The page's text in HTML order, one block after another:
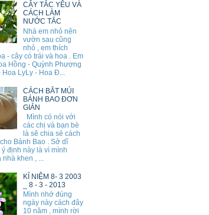
CÂY TẮC YÊU VÀ
CÁCH LÀM
NƯỚC TẮC
Nhà em nhỏ nên
vườn sau cũng
nhỏ , em thích
- cây có trái và hoa . Em
Hồng - Quỳnh Phượng
Hoa LyLy - Hoa Đ...
CÁCH BẮT MÚI
BÁNH BAO ĐƠN
GIẢN
Mình có nói với
các chị và bạn bè
là sẽ chia sẻ cách
Bánh Bao . Sở dĩ
định này là vì mình
nhà khen , ...
KỈ NIỆM 8- 3 2003
_ 8 - 3 - 2013
Mình nhớ đúng
ngày này cách đây
10 năm , mình rời